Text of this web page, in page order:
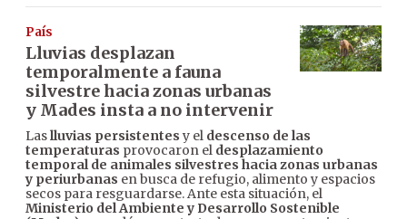
País
Lluvias desplazan
temporalmente a fauna
silvestre hacia zonas urbanas
y Mades insta a no intervenir
Laslluvias persistentes y el descenso de las
temperaturas provocaron el desplazamiento
temporal de animales silvestres hacia zonas urbanas
y periurbanas en busca de refugio, alimento y espacios
secos para resguardarse. Ante esta situación, el
Ministerio del Ambiente y Desarrollo Sostenible